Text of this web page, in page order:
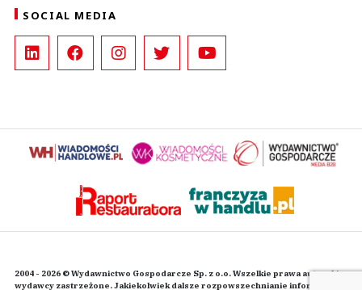
SOCIAL MEDIA
2004 - 2026 © Wydawnictwo Gospodarcze Sp. z o.o. Wszelkie prawa autorskie
wydawcy zastrzeżone. Jakiekolwiek dalsze rozpowszechnianie informacji i